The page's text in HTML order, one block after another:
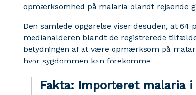
opmærksomhed på malaria blandt rejsende
Den samlede opgørelse viser desuden, at
medianalderen blandt de registrerede
betydningen af at være opmærksom på
hvor sygdommen kan forekomme.
Fakta: Importeret malaria i